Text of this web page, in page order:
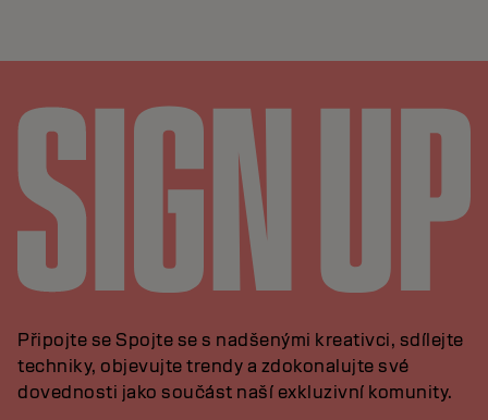
Připojte se Spojte se s nadšenými kreativci, sdílejte
techniky, objevujte trendy a zdokonalujte své
dovednosti jako součást naší exkluzivní komunity.